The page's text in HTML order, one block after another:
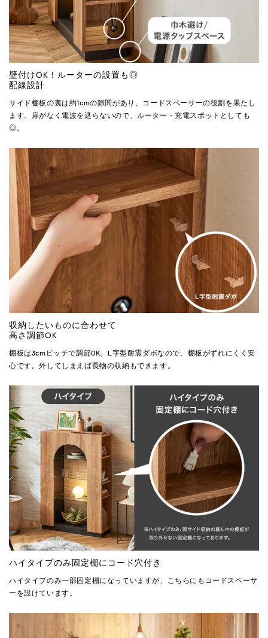
壁付けOK！ルーターの設置も◎
配線設計
サイド棚板の裏は約1cmの隙間があり、コードスペーサーの役割を果たし
ます。扉がなく電波を遮らないので、ルーター・充電スポットとしても
◎。
収納したいものに合わせて
高さ調節OK
棚板は3cmピッチで調節OK。L字型耐震ダボなので、棚板がずれにくく安
心です。外してしまえば長物の収納もできます。
ハイタイプのみ固定棚にコード穴付き
ハイタイプのみ一部固定棚になっていますが、こちらにもコードスペーサ
ーを設けています。